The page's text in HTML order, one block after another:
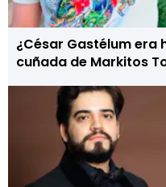
¿César Gastélum era
cuñada de Markitos